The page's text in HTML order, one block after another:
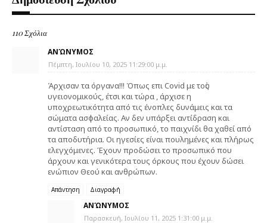
110 Σχόλια
ΑΝΏΝΥΜΟΣ
Πέμπτη, Ιουλίου 10, 2025 11:29:00 μ.μ.
Άρχισαν τα όργανα!!! Όπως επι Covid με τοὺς
υγειονομικούς, έτσι και τώρα , άρχισε η
υποχρεωτικότητα από τις ένοπλες δυνάμεις και τα
σώματα ασφαλείας. Αν δεν υπάρξει αντίδραση και
αντίσταση από το προσωπικό, το παιχνίδι θα χαθεί από
τα αποδυτήρια. Οι ηγεσίες είναι πουλημένες και πλήρως
ελεγχόμενες. Έχουν προδώσει το προσωπικό που
άρχουν και γενικότερα τους όρκους που έχουν δώσει
ενώπιον Θεού και ανθρώπων.
Απάντηση Διαγραφή
ΑΝΏΝΥΜΟΣ
Παρασκευή, Ιουλίου 11, 2025 1:31:00 μ.μ.